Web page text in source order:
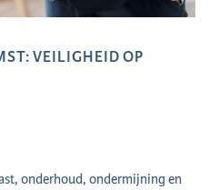
VEILIGHEID OP
onderhoud, ondermijning en